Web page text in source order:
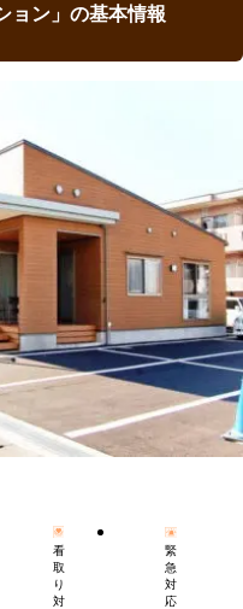
ョン」の基本情報
看
取
り
対
緊
急
対
応